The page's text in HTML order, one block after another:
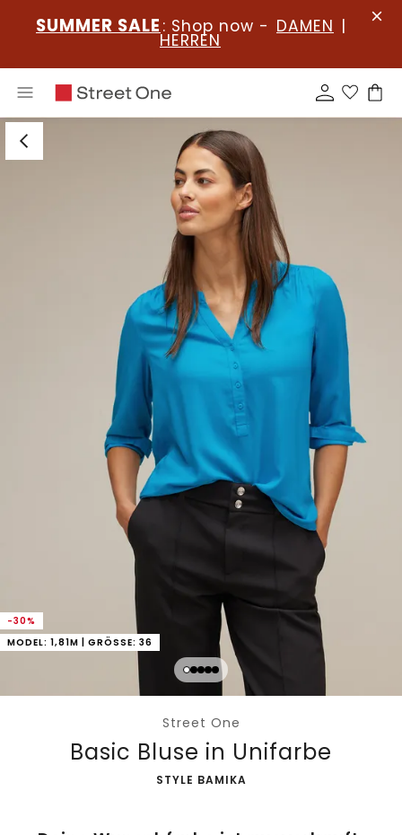
SUMMER SALE : Shop now - DAMEN |
HERREN
-30%
MODEL: 1,81M | GRÖSSE: 36
Street One
Basic Bluse in Unifarbe
-
STYLE BAMIKA